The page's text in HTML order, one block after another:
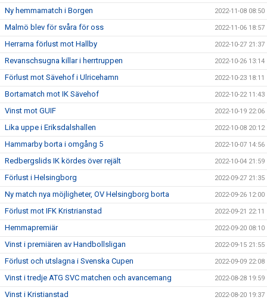
Ny hemmamatch i Borgen 2022-11-08 08:50
Malmö blev för svåra för oss 2022-11-06 18:57
Herrarna förlust mot Hallby 2022-10-27 21:37
Revanschsugna killar i herrtruppen 2022-10-26 13:14
Förlust mot Sävehof i Ulricehamn 2022-10-23 18:11
Bortamatch mot IK Sävehof 2022-10-22 11:43
Vinst mot GUIF 2022-10-19 22:06
Lika uppe i Eriksdalshallen 2022-10-08 20:12
Hammarby borta i omgång 5 2022-10-07 14:56
Redbergslids IK kördes över rejält 2022-10-04 21:59
Förlust i Helsingborg 2022-09-27 21:35
Ny match nya möjligheter, OV Helsingborg borta 2022-09-26 12:00
Förlust mot IFK Kristrianstad 2022-09-21 22:11
Hemmapremiär 2022-09-20 08:10
Vinst i premiären av Handbollsligan 2022-09-15 21:55
Förlust och utslagna i Svenska Cupen 2022-09-09 22:08
Vinst i tredje ATG SVC matchen och avancemang 2022-08-28 19:59
Vinst i Kristianstad 2022-08-20 19:37